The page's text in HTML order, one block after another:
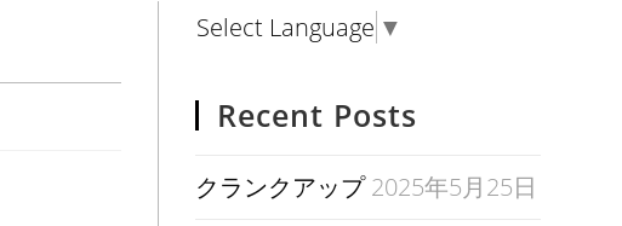
Select Language ▼
Recent Posts
クランクアップ 2025年5月25日